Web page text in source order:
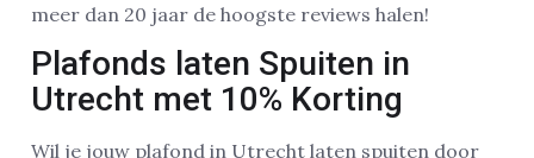
meer dan 20 jaar de hoogste reviews halen!
Plafonds laten Spuiten in
Utrecht met 10% Korting
Wil je jouw plafond in Utrecht laten spuiten door